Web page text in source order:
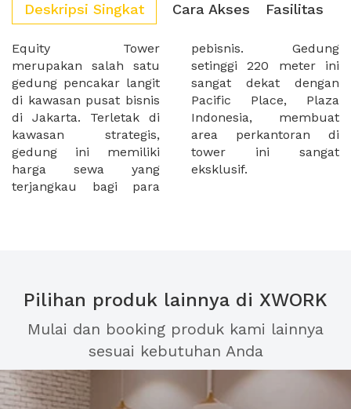
Deskripsi Singkat Cara Akses Fasilitas
Equity Tower
merupakan salah satu
gedung pencakar langit
di kawasan pusat bisnis
di Jakarta. Terletak di
kawasan strategis,
gedung ini memiliki
harga sewa yang
terjangkau bagi para
pebisnis. Gedung
setinggi 220 meter ini
sangat dekat dengan
Pacific Place, Plaza
Indonesia, membuat
area perkantoran di
tower ini sangat
eksklusif.
Pilihan produk lainnya di XWORK
Mulai dan booking produk kami lainnya
sesuai kebutuhan Anda